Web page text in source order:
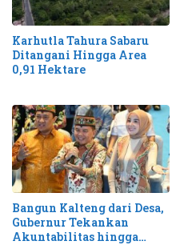
Karhutla Tahura Sabaru
Ditangani Hingga Area
0,91 Hektare
Bangun Kalteng dari Desa,
Gubernur Tekankan
Akuntabilitas hingga